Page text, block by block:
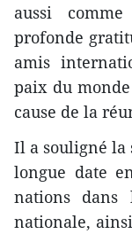
aussi
profonde
amis
paix du
cause de la
Il a souligné la
longue date
nations
nationale,